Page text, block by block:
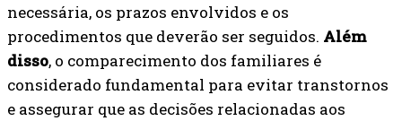
necessária, os prazos envolvidos e os
procedimentos que deverão ser seguidos. Além
disso, o comparecimento dos familiares é
considerado fundamental para evitar transtornos
e assegurar que as decisões relacionadas aos